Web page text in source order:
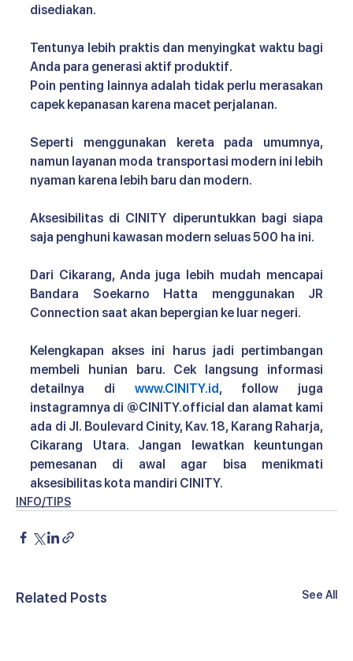
disediakan.
Tentunya lebih praktis dan menyingkat waktu bagi
Anda para generasi aktif produktif.
Poin penting lainnya adalah tidak perlu merasakan
capek kepanasan karena macet perjalanan.
Seperti menggunakan kereta pada umumnya,
namun layanan moda transportasi modern ini lebih
nyaman karena lebih baru dan modern.
Aksesibilitas di CINITY diperuntukkan bagi siapa
saja penghuni kawasan modern seluas 500 ha ini.
Dari Cikarang, Anda juga lebih mudah mencapai
Bandara Soekarno Hatta menggunakan JR
Connection saat akan bepergian ke luar negeri.
Kelengkapan akses ini harus jadi pertimbangan
membeli hunian baru. Cek langsung informasi
detailnya di www.CINITY.id , follow juga
instagramnya di @CINITY.official dan alamat kami
ada di Jl. Boulevard Cinity, Kav. 18, Karang Raharja,
Cikarang Utara. Jangan lewatkan keuntungan
aksesibilitas kota mandiri CINITY.
INFO/TIPS
Related Posts See All